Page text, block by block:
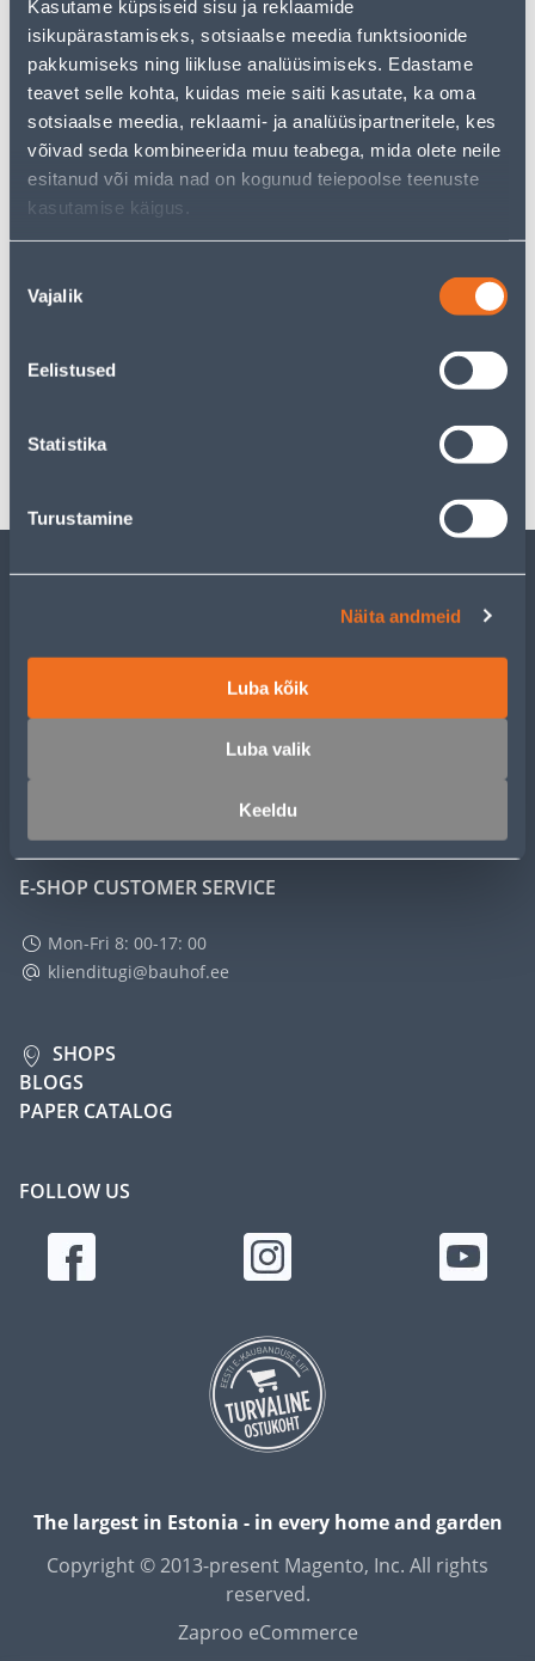
Kasutame küpsiseid sisu ja reklaamide
isikupärastamiseks, sotsiaalse meedia funktsioonide
pakkumiseks ning liikluse analüüsimiseks. Edastame
teavet selle kohta, kuidas meie saiti kasutate, ka oma
sotsiaalse meedia, reklaami- ja analüüsipartneritele, kes
võivad seda kombineerida muu teabega, mida olete neile
esitanud või mida nad on kogunud teiepoolse teenuste
kasutamise käigus.
valik
Vajalik
Eelistused
Statistika
Turustamine
Näita andmeid
Luba kõik
Luba valik
Keeldu
high demand. However, we offer excellent alternatives
from the same
product category
just as much joy!
But your shopping pleasure doesn't have to end here -
you can continue your research by returningto the
homepage or use our powerful search function to
discover even more great options. Happy shopping!
Specification
Transport
SERVICE
E-SHOP CUSTOMER SERVICE
Mon-Fri 8: 00-17: 00
klienditugi@bauhof.ee
SHOPS
BLOGS
PAPER CATALOG
FOLLOW US
The largest in Estonia - in every home and garden
Copyright © 2013-present Magento, Inc. All rights
reserved.
Zaproo eCommerce